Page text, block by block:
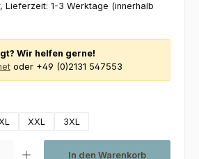
Lieferzeit: 1-3 Werktage (innerhalb
Wir helfen gerne!
oder +49 (0)2131 547553
XXL 3XL
In den Warenkorb